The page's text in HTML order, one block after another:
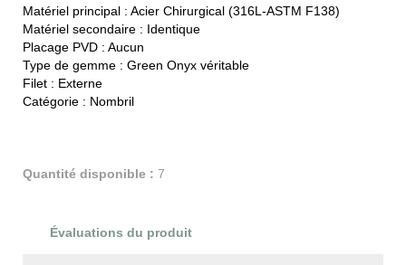
Matériel principal : Acier Chirurgical (316L-ASTM F138)
Matériel secondaire : Identique
Placage PVD : Aucun
Type de gemme : Green Onyx véritable
Filet : Externe
Catégorie : Nombril
Quantité disponible : 7
Évaluations du produit